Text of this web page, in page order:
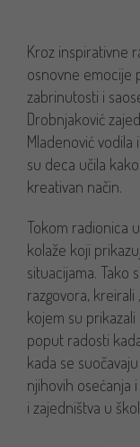
Kroz inspirativne
osnovne emocije
zabrinutosti i
Drobnjaković
Mladenović
su deca učila
kreativan način.
Tokom radionica
kolaže koji
situacijama. Tako
razgovora,
kojem su prikazali
poput radosti
kada se
njihovih osećanja
i zajedništva u